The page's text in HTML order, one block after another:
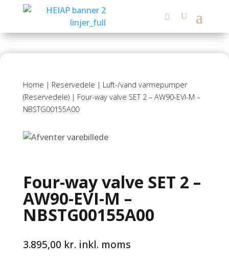
Home | Reservedele | Luft-/vand varmepumper
(Reservedele)| Four-way valve SET 2 – AW90-EVI-M –
NBSTG00155A00
Four-way valve SET 2 –
AW90-EVI-M –
NBSTG00155A00
3.895,00 kr. inkl. moms